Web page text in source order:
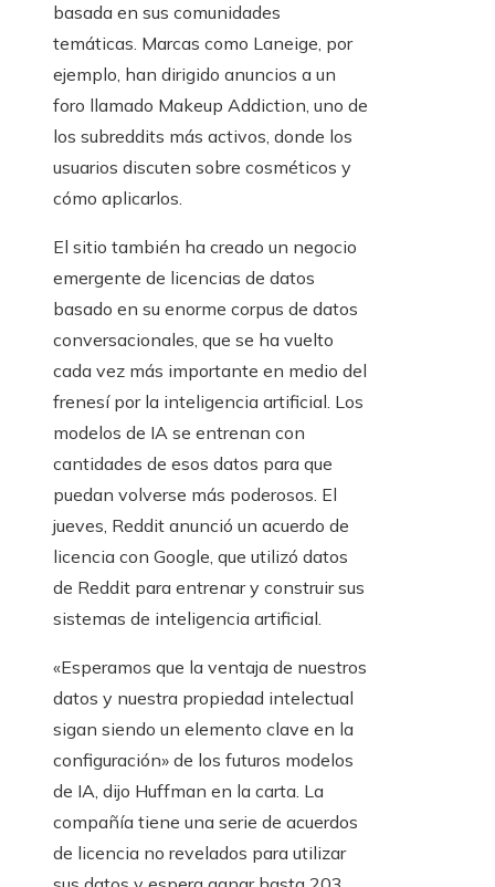
basada en sus comunidades
temáticas. Marcas como Laneige, por
ejemplo, han dirigido anuncios a un
foro llamado Makeup Addiction, uno de
los subreddits más activos, donde los
usuarios discuten sobre cosméticos y
cómo aplicarlos.
El sitio también ha creado un negocio
emergente de licencias de datos
basado en su enorme corpus de datos
conversacionales, que se ha vuelto
cada vez más importante en medio del
frenesí por la inteligencia artificial. Los
modelos de IA se entrenan con
cantidades de esos datos para que
puedan volverse más poderosos. El
jueves, Reddit anunció un acuerdo de
licencia con Google, que utilizó datos
de Reddit para entrenar y construir sus
sistemas de inteligencia artificial.
«Esperamos que la ventaja de nuestros
datos y nuestra propiedad intelectual
sigan siendo un elemento clave en la
configuración» de los futuros modelos
de IA, dijo Huffman en la carta. La
compañía tiene una serie de acuerdos
de licencia no revelados para utilizar